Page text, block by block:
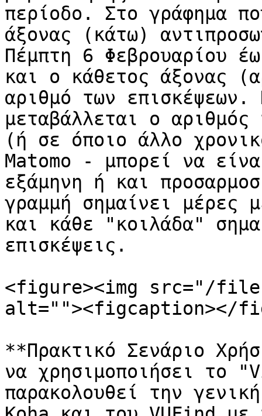
περίοδο. Στο γράφημα
άξονας (κάτω)
Πέμπτη 6 Φεβρουαρίου
και ο κάθετος άξονας
αριθμό των
μεταβάλλεται ο αριθμός
(ή σε όποιο άλλο
Matomo - μπορεί να
εξάμηνη ή και
γραμμή σημαίνει μέρες
και κάθε "κοιλάδα"
επισκέψεις.
<figure><img src="/files/
alt=""><figcaption></
**Πρακτικό Σενάριο
να χρησιμοποιήσει το
παρακολουθεί την